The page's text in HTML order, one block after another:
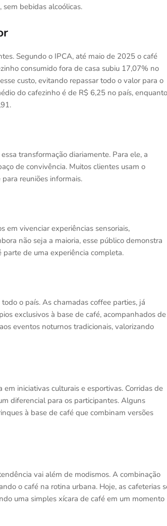
sem bebidas alcoólicas.
Segundo o IPCA, até maio de 2025 o café
consumido fora de casa subiu 17,07% no
custo, evitando repassar todo o valor para o
do cafezinho é de R$ 6,25 no país, enquanto
transformação diariamente. Para ele, a
de convivência. Muitos clientes usam o
reuniões informais.
em vivenciar experiências sensoriais,
não seja a maioria, esse público demonstra
de uma experiência completa.
o país. As chamadas coffee parties, já
exclusivos à base de café, acompanhados de
eventos noturnos tradicionais, valorizando
iniciativas culturais e esportivas. Corridas de
diferencial para os participantes. Alguns
à base de café que combinam versões
vai além de modismos. A combinação
o café na rotina urbana. Hoje, as cafeterias
uma simples xícara de café em um momento